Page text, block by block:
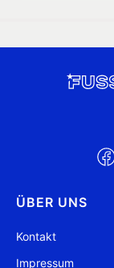
ÜBER UNS
Kontakt
Impressum